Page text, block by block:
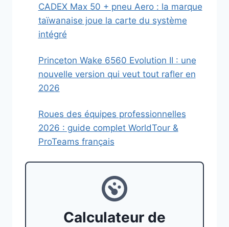
CADEX Max 50 + pneu Aero : la marque
taïwanaise joue la carte du système
intégré
Princeton Wake 6560 Evolution II : une
nouvelle version qui veut tout rafler en
2026
Roues des équipes professionnelles
2026 : guide complet WorldTour &
ProTeams français
Calculateur de